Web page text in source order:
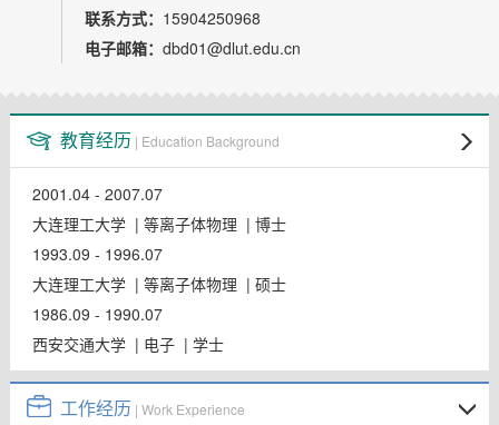
联系方式： 15904250968
电子邮箱： dbd01@dlut.edu.cn
教育经历 | Education Background
2001.04 - 2007.07
大连理工大学 | 等离子体物理 | 博士
1993.09 - 1996.07
大连理工大学 | 等离子体物理 | 硕士
1986.09 - 1990.07
西安交通大学 | 电子 | 学士
工作经历 | Work Experience